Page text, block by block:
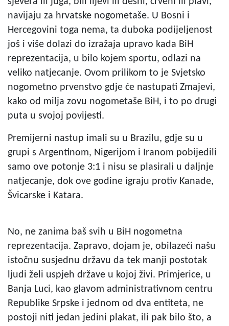
navijaju za hrvatske nogometaše. U Bosni i
Hercegovini toga nema, ta duboka podijeljenost
još i više dolazi do izražaja upravo kada BiH
reprezentacija, u bilo kojem sportu, odlazi na
veliko natjecanje. Ovom prilikom to je Svjetsko
nogometno prvenstvo gdje će nastupati Zmajevi,
kako od milja zovu nogometaše BiH, i to po drugi
puta u svojoj povijesti.
Premijerni nastup imali su u Brazilu, gdje su u
grupi s Argentinom, Nigerijom i Iranom pobijedili
samo ove potonje 3:1 i nisu se plasirali u daljnje
natjecanje, dok ove godine igraju protiv Kanade,
Švicarske i Katara.
No, ne zanima baš svih u BiH nogometna
reprezentacija. Zapravo, dojam je, obilazeći našu
istočnu susjednu državu da tek manji postotak
ljudi želi uspjeh države u kojoj živi. Primjerice, u
Banja Luci, kao glavom administrativnom centru
Republike Srpske i jednom od dva entiteta, ne
postoji niti jedan jedini plakat, ili pak bilo što, a